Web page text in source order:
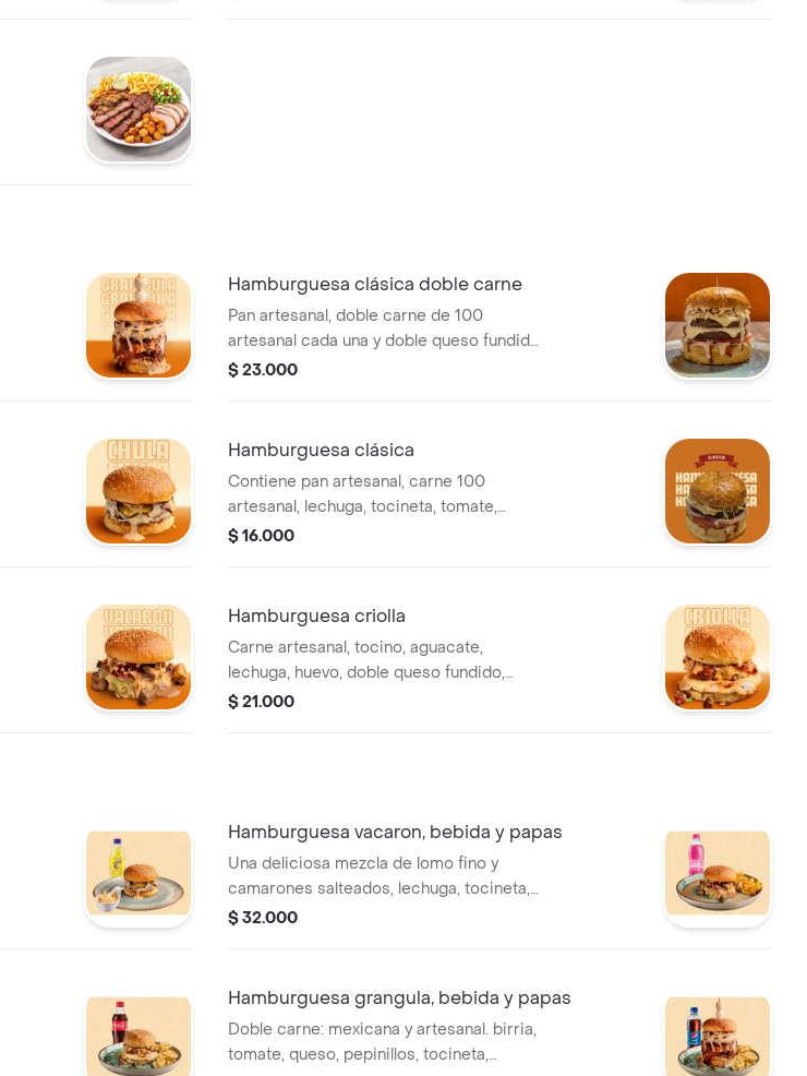
Hamburguesa clásica doble carne
Pan artesanal, doble carne de 100
artesanal cada una y doble queso fundido,
lechuga, tocineta, tomate, cebolla, papa
$ 23.000
Hamburguesa clásica
Contiene pan artesanal, carne 100
artesanal, lechuga, tocineta, tomate,
cebolla, queso, papa ripio. acompañada
$ 16.000
Hamburguesa criolla
Carne artesanal, tocino, aguacate,
lechuga, huevo, doble queso fundido,
hogao casero. acompañada de salsa
$ 21.000
Hamburguesa vacaron, bebida y papas
Una deliciosa mezcla de lomo fino y
camarones salteados, lechuga, tocineta,
champiñones, cebolla caramelizada.
bocado. mas papa a la francesa y
gaseosa de 400 ml
$ 32.000
Hamburguesa grangula, bebida y papas
Doble carne: mexicana y artesanal. birria,
tomate, queso, pepinillos, tocineta,